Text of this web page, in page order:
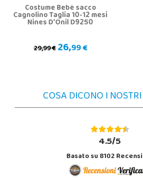
Costume Bebè sacco
Cagnolino Taglia 10-12 mesi
Nines D'Onil D9250
29,99 €26,99 €
COSA DICONO I
4.5/5
Basato su 8102